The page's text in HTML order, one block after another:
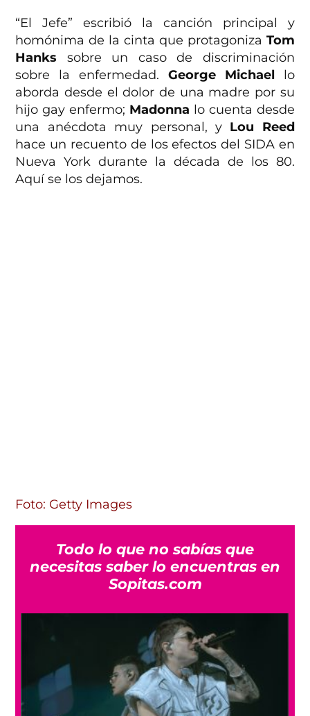
“El Jefe” escribió la canción principal y
homónima de la cinta que protagoniza Tom
Hanks sobre un caso de discriminación
sobre la enfermedad. George Michael lo
aborda desde el dolor de una madre por su
hijo gay enfermo; Madonna lo cuenta desde
una anécdota muy personal, y Lou Reed
hace un recuento de los efectos del SIDA en
Nueva York durante la década de los 80.
Aquí se los dejamos.
Foto: Getty Images
Todo lo que no sabías que
necesitas saber lo encuentras en
Sopitas.com